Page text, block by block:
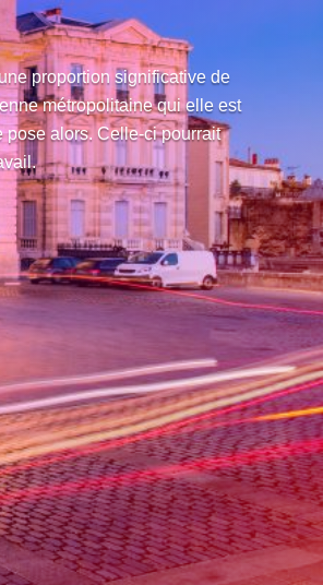
proportion significative de
métropolitaine qui elle est
alors. Celle-ci pourrait